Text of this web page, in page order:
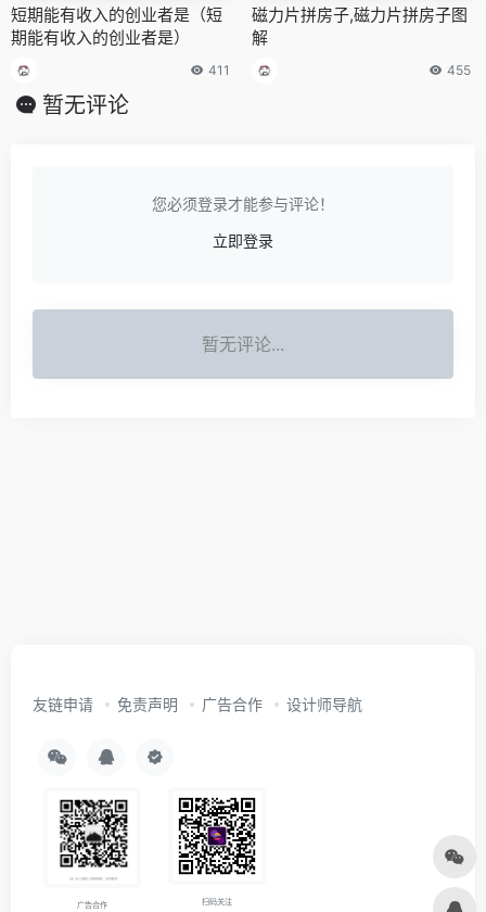
短期能有收入的创业者是（短
期能有收入的创业者是）
411
磁力片拼房子,磁力片拼房子图
解
455
暂无评论
您必须登录才能参与评论！
立即登录
暂无评论...
友链申请 免责声明 广告合作 设计师导航
广告合作 扫码关注